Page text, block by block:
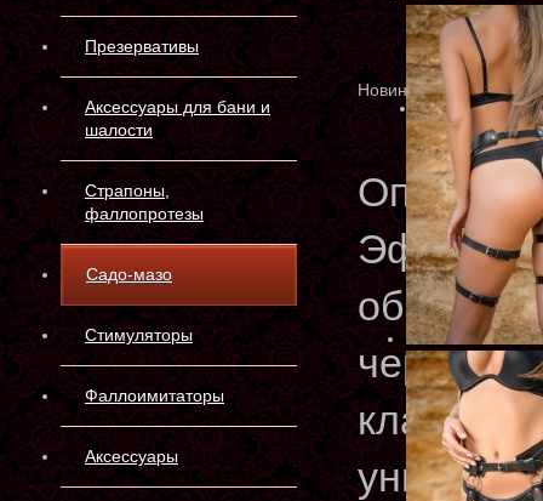
Презервативы
Аксессуары для бани и
шалости
Страпоны,
фаллопротезы
Садо-мазо
Стимуляторы
Фаллоимитаторы
Аксессуары
Новинка
образа!
черного